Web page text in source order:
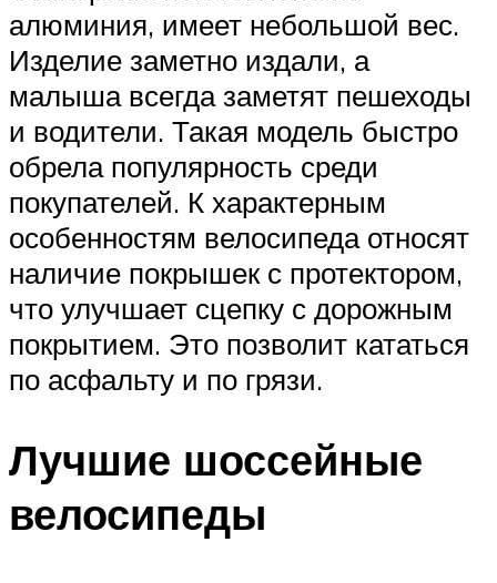
алюминия, имеет небольшой вес.
Изделие заметно издали, а
малыша всегда заметят пешеходы
и водители. Такая модель быстро
обрела популярность среди
покупателей. К характерным
особенностям велосипеда относят
наличие покрышек с протектором,
что улучшает сцепку с дорожным
покрытием. Это позволит кататься
по асфальту и по грязи.
Лучшие шоссейные
велосипеды